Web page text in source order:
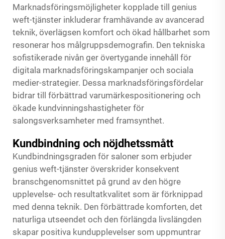
Marknadsföringsmöjligheter kopplade till genius
weft-tjänster inkluderar framhävande av avancerad
teknik, överlägsen komfort och ökad hållbarhet som
resonerar hos målgruppsdemografin. Den tekniska
sofistikerade nivån ger övertygande innehåll för
digitala marknadsföringskampanjer och sociala
medier-strategier. Dessa marknadsföringsfördelar
bidrar till förbättrad varumärkespositionering och
ökade kundvinningshastigheter för
salongsverksamheter med framsynthet.
Kundbindning och nöjdhetssmått
Kundbindningsgraden för saloner som erbjuder
genius weft-tjänster överskrider konsekvent
branschgenomsnittet på grund av den högre
upplevelse- och resultatkvalitet som är förknippad
med denna teknik. Den förbättrade komforten, det
naturliga utseendet och den förlängda livslängden
skapar positiva kundupplevelser som uppmuntrar